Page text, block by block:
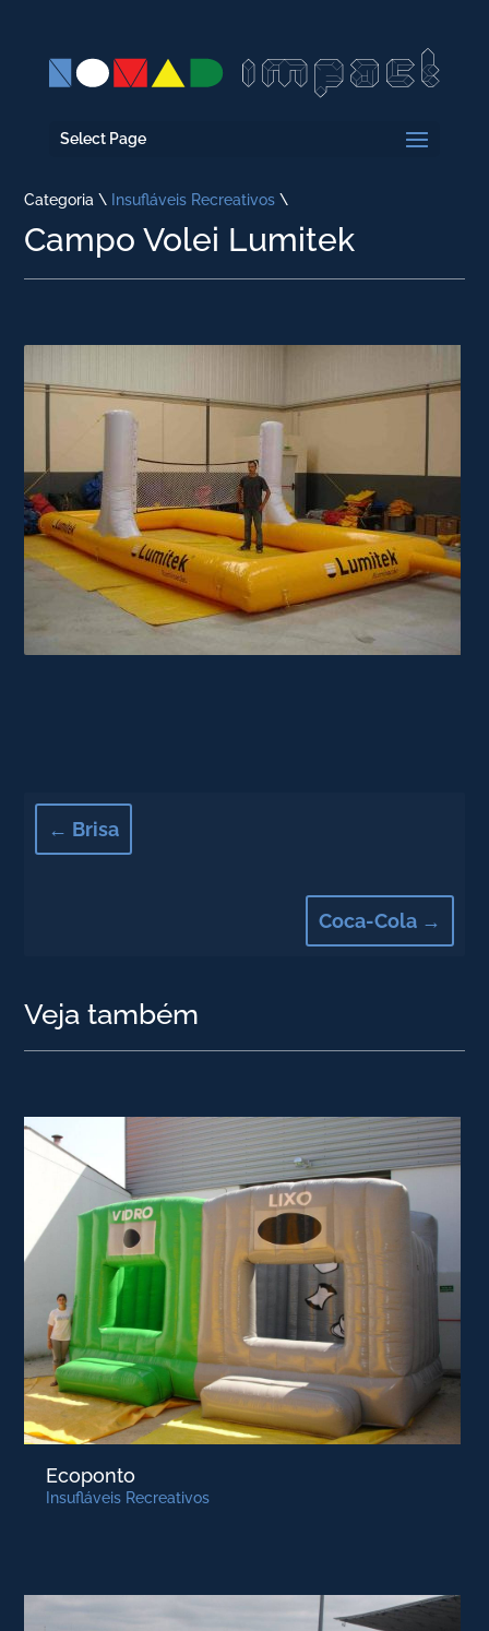
Select Page
Categoria \ Insufláveis Recreativos \
Campo Volei Lumitek
← Brisa
Coca-Cola→
Veja também
Ecoponto
Insufláveis Recreativos